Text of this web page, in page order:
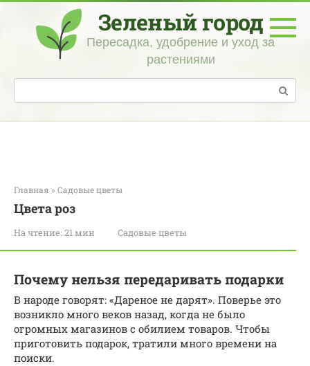
Перейти
контенту
Зеленый город
Пересадка, удобрение и уход за
растениями
Поиск:
Главная » Садовые цветы
Цвета роз
На чтение: 21 мин Садовые цветы
Почему нельзя передаривать подарки
В народе говорят: «Дареное не дарят». Поверье это
возникло много веков назад, когда не было
огромных магазинов с обилием товаров. Чтобы
приготовить подарок, тратили много времени на
поиски.